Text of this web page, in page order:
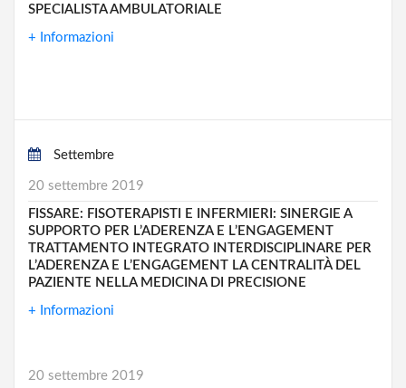
SPECIALISTA AMBULATORIALE
+ Informazioni
Settembre
20 settembre 2019
FISSARE: FISOTERAPISTI E INFERMIERI: SINERGIE A
SUPPORTO PER L’ADERENZA E L’ENGAGEMENT
TRATTAMENTO INTEGRATO INTERDISCIPLINARE PER
L’ADERENZA E L’ENGAGEMENT LA CENTRALITÀ DEL
PAZIENTE NELLA MEDICINA DI PRECISIONE
+ Informazioni
20 settembre 2019